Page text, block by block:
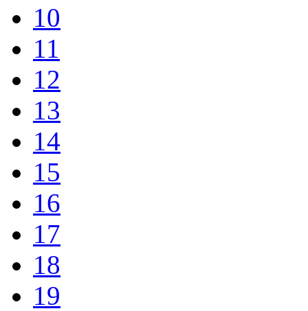
10
11
12
13
14
15
16
17
18
19